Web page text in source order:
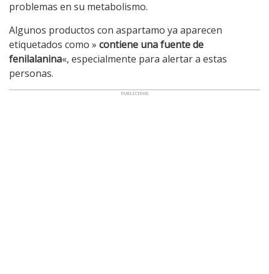
problemas en su metabolismo.
Algunos productos con aspartamo ya aparecen
etiquetados como » contiene una fuente de
fenilalanina«, especialmente para alertar a estas
personas.